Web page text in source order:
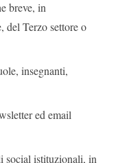
breve, in
del Terzo settore o
insegnanti,
ed email
social istituzionali, in